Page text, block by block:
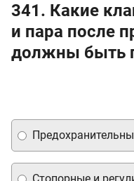
341. Какие
и пара после
должны быть